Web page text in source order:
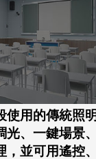
使用的傳統照
光、一鍵場景
，並可用遙控